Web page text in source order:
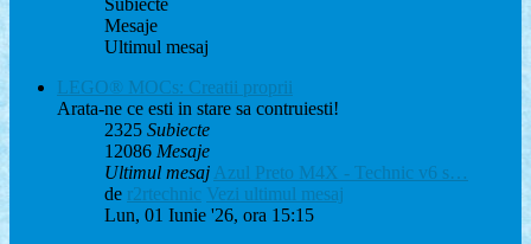
Subiecte
Mesaje
Ultimul mesaj
LEGO® MOCs: Creatii proprii
Arata-ne ce esti in stare sa contruiesti!
2325 Subiecte
12086 Mesaje
Ultimul mesaj Azul Preto M4X - Technic v6 s…
de r2rtechnic Vezi ultimul mesaj
Lun, 01 Iunie '26, ora 15:15